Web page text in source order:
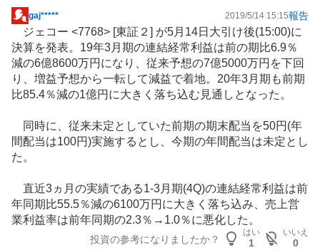
掲
板
記
事
gaj***** 2019/5/14 15:15報告
ジェコー <7768> [東証２] が5月14日大引け後(15:00)に
決算を発表。19年3月期の連結経常利益は前の期比6.9％
減の6億8600万円になり、従来予想の7億5000万円を下回
り、増益予想から一転して減益で着地。20年3月期も前期
比85.4％減の1億円に大きく落ち込む見通しとなった。
同時に、従来未定としていた前期の期末配当を50円(年
間配当は100円)実施するとし、今期の年間配当は未定とし
た。
直近3ヵ月の実績である1-3月期(4Q)の連結経常利益は前
年同期比55.5％減の6100万円に大きく落ち込み、売上営
業利益率は前年同期の2.3％→1.0％に悪化した。
投資の参考になりましたか？
はい
1
いいえ
0